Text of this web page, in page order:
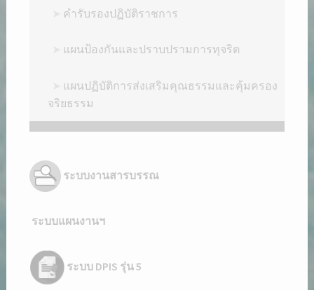
คำรับรองปฏิบัติราชการ
แผนป้องกันและปราบปรามการทุจริต
แผนปฏิบัติการส่งเสริมคุณธรรมและคุ้มครอง
จริยธรรม
ระบบงานสารบรรณ
ระบบแผนงานฯ
ระบบ DPIS รุ่น 5